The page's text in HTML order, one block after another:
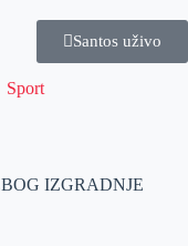
Santos uživo
Sport
IZGRADNJE